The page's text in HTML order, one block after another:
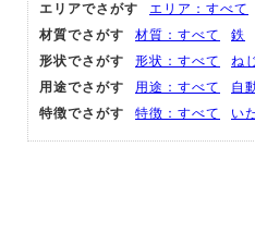
エリアでさがす
エリア：すべて
材質でさがす
材質：すべて 鉄
形状でさがす
形状：すべて ねじ
用途でさがす
用途：すべて 自
特徴でさがす
特徴：すべて い